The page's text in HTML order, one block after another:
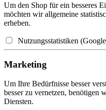
Um den Shop für ein besseres
möchten wir allgemeine
erheben.
Nutzungsstatistiken
Marketing
Um Ihre Bedürfnisse besser
besser zu vernetzen, benötigen
Diensten.